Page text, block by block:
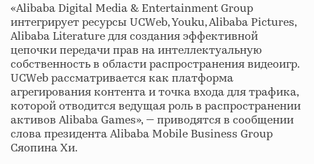
«Alibaba Digital Media & Entertainment Group
интегрирует ресурсы UCWeb, Youku, Alibaba Pictures,
Alibaba Literature для создания эффективной
цепочки передачи прав на интеллектуальную
собственность в области распространения видеоигр.
UCWeb рассматривается как платформа
агрегирования контента и точка входа для трафика,
которой отводится ведущая роль в распространении
активов Alibaba Games», — приводятся в сообщении
слова президента Alibaba Mobile Business Group
Сяопина Хи.